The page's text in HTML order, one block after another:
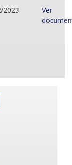
2023
Ver